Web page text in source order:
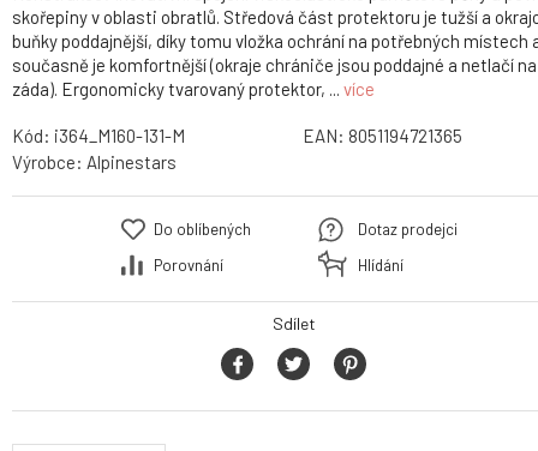
skořepiny v oblasti obratlů. Středová část protektoru je tužší a
buňky poddajnější, díky tomu vložka ochrání na potřebných místech
současně je komfortnější (okraje chrániče jsou poddajné a netlačí na
záda). Ergonomicky tvarovaný protektor, ... více
Kód: i364_M160-131-M EAN: 8051194721365
Výrobce: Alpinestars
Do oblíbených
Porovnání
Dotaz prodejci
Hlídání
Sdílet